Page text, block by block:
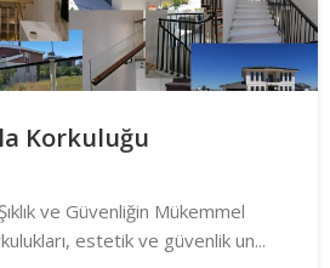
Korkuluğu
ve Güvenliğin Mükemmel
estetik ve güvenlik un...